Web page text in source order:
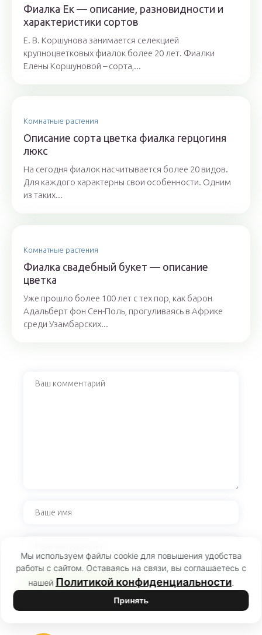
Фиалка Ек — описание, разновидности и
характеристики сортов
Е. В. Коршунова занимается селекцией
крупноцветковых фиалок более 20 лет. Фиалки
Елены Коршуновой – сорта,...
Комнатные растения
Описание сорта цветка фиалка герцогиня
люкс
На сегодня фиалок насчитывается более 20 видов.
Для каждого характерны свои особенности. Одним
из таких...
Комнатные растения
Фиалка свадебный букет — описание
цветка
Уже прошло более 100 лет с тех пор, как барон
Адальберт фон Сен-Поль, прогуливаясь в Африке
среди Узамбарских...
Мы используем файлы cookie для повышения удобства
работы с сайтом. Оставаясь на связи, вы соглашаетесь с
нашей Политикой конфиденциальности.
Принять